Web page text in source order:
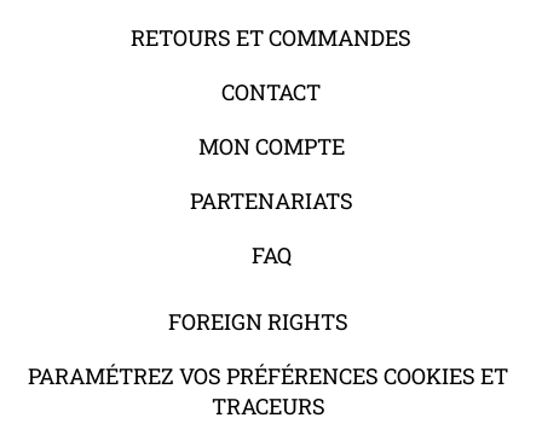
RETOURS ET COMMANDES
CONTACT
MON COMPTE
PARTENARIATS
FAQ
FOREIGN RIGHTS
PARAMÉTREZ VOS PRÉFÉRENCES COOKIES ET
TRACEURS